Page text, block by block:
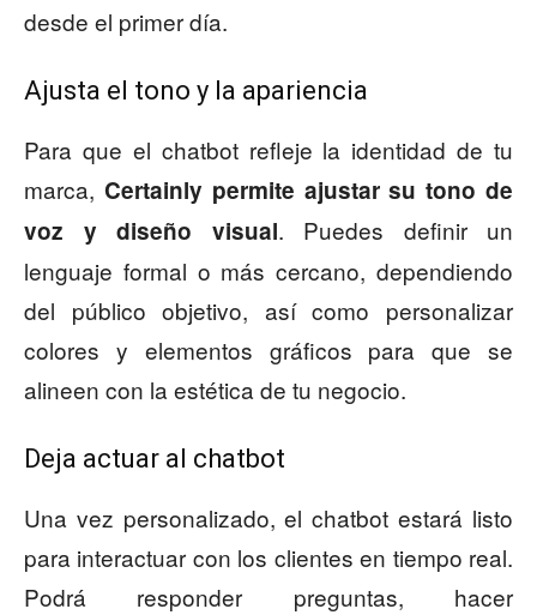
desde el primer día.
Ajusta el tono y la apariencia
Para que el chatbot refleje la identidad de tu
marca, Certainly permite ajustar su tono de
voz y diseño visual. Puedes definir un
lenguaje formal o más cercano, dependiendo
del público objetivo, así como personalizar
colores y elementos gráficos para que se
alineen con la estética de tu negocio.
Deja actuar al chatbot
Una vez personalizado, el chatbot estará listo
para interactuar con los clientes en tiempo real.
Podrá responder preguntas, hacer